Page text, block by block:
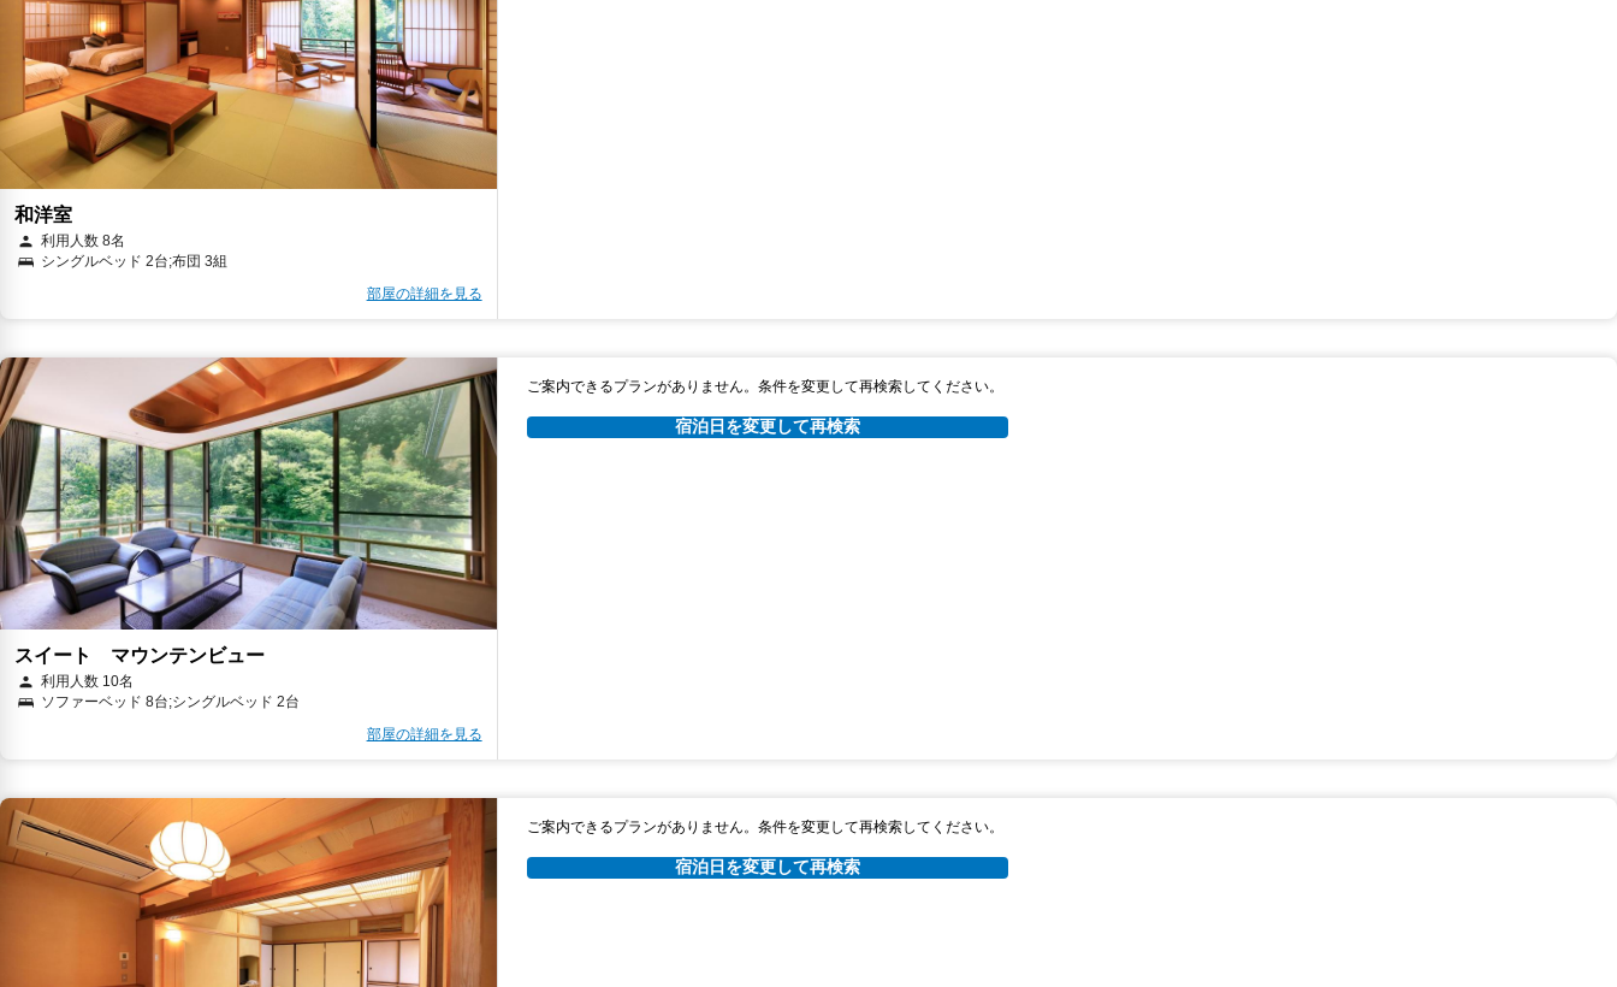
和洋室
利用人数 8名
シングルベッド 2台;布団 3組
部屋の詳細を見る
スイート マウンテンビュー
利用人数 10名
ソファーベッド 8台;シングルベッド 2台
部屋の詳細を見る
ご案内できるプランがありません。条件を変更して再検索してください。
宿泊日を変更して再検索
ご案内できるプランがありません。条件を変更して再検索してください。
宿泊日を変更して再検索